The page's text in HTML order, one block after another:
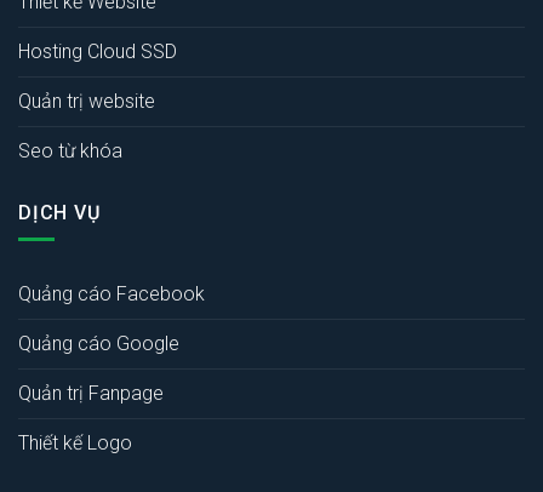
Hosting Cloud SSD
Quản trị website
Seo từ khóa
DỊCH VỤ
Quảng cáo Facebook
Quảng cáo Google
Quản trị Fanpage
Thiết kế Logo